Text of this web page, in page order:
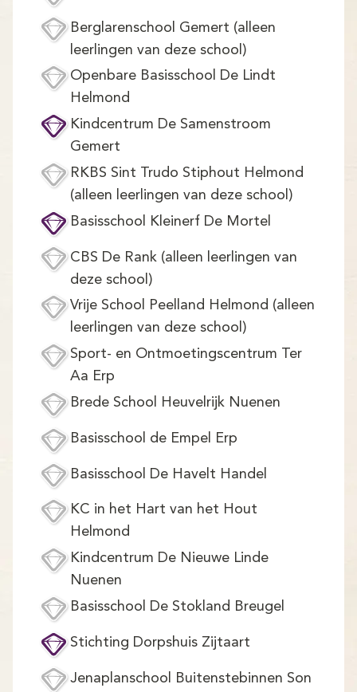
Berglarenschool Gemert (alleen
leerlingen van deze school)
Openbare Basisschool De Lindt
Helmond
Kindcentrum De Samenstroom
Gemert
RKBS Sint Trudo Stiphout Helmond
(alleen leerlingen van deze school)
Basisschool Kleinerf De Mortel
CBS De Rank (alleen leerlingen van
deze school)
Vrije School Peelland Helmond (alleen
leerlingen van deze school)
Sport- en Ontmoetingscentrum Ter
Aa Erp
Brede School Heuvelrijk Nuenen
Basisschool de Empel Erp
Basisschool De Havelt Handel
KC in het Hart van het Hout
Helmond
Kindcentrum De Nieuwe Linde
Nuenen
Basisschool De Stokland Breugel
Stichting Dorpshuis Zijtaart
Jenaplanschool Buitenstebinnen Son